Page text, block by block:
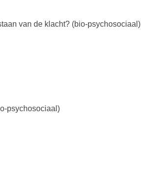
van de klacht? (bio-psychosociaal)
psychosociaal)